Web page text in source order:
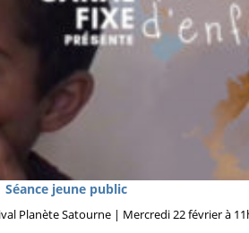
Séance jeune public
Planète Satourne | Mercredi 22 février à